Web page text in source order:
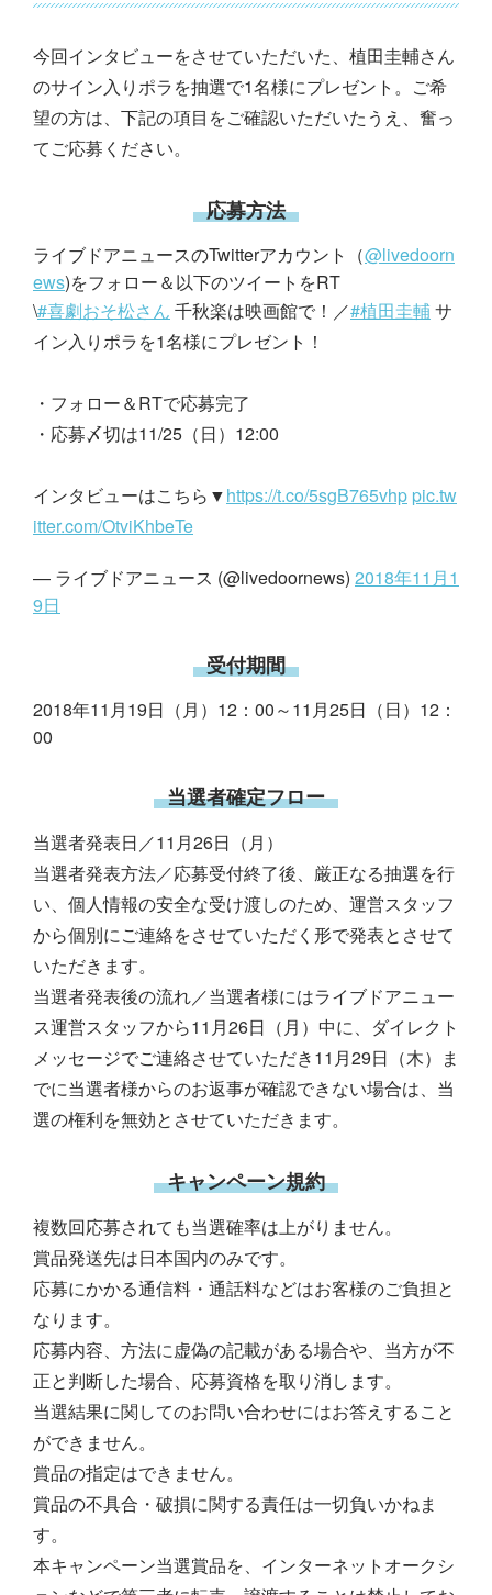
今回インタビューをさせていただいた、植田圭輔さん
のサイン入りポラを抽選で1名様にプレゼント。ご希
望の方は、下記の項目をご確認いただいたうえ、奮っ
てご応募ください。
応募方法
ライブドアニュースのTwitterアカウント（@livedoorn
ews)をフォロー＆以下のツイートをRT
\#喜劇おそ松さん 千秋楽は映画館で！／#植田圭輔サ
イン入りポラを1名様にプレゼント！
・フォロー＆RTで応募完了
・応募〆切は11/25（日）12:00
インタビューはこちら▼https://t.co/5sgB765vhp pic.tw
itter.com/OtviKhbeTe
— ライブドアニュース (@livedoornews) 2018年11月1
9日
受付期間
2018年11月19日（月）12：00～11月25日（日）12：
00
当選者確定フロー
当選者発表日／11月26日（月）
当選者発表方法／応募受付終了後、厳正なる抽選を行
い、個人情報の安全な受け渡しのため、運営スタッフ
から個別にご連絡をさせていただく形で発表とさせて
いただきます。
当選者発表後の流れ／当選者様にはライブドアニュー
ス運営スタッフから11月26日（月）中に、ダイレクト
メッセージでご連絡させていただき11月29日（木）ま
でに当選者様からのお返事が確認できない場合は、当
選の権利を無効とさせていただきます。
キャンペーン規約
複数回応募されても当選確率は上がりません。
賞品発送先は日本国内のみです。
応募にかかる通信料・通話料などはお客様のご負担と
なります。
応募内容、方法に虚偽の記載がある場合や、当方が不
正と判断した場合、応募資格を取り消します。
当選結果に関してのお問い合わせにはお答えすること
ができません。
賞品の指定はできません。
賞品の不具合・破損に関する責任は一切負いかねま
す。
本キャンペーン当選賞品を、インターネットオークシ